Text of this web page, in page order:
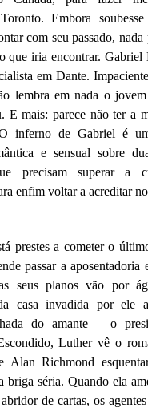
Embora
com seu passado, nada
que iria encontrar. Gabriel
em Dante.
lembra em nada o
E mais: parece não ter a
inferno de Gabriel é
e sensual sobre
precisam superar a
enfim voltar a acreditar
prestes a cometer o
passar a aposentadoria
seus planos vão por
casa invadida por ele
do amante – o
Luther vê o
Alan Richmond
briga séria. Quando ela
de cartas, os